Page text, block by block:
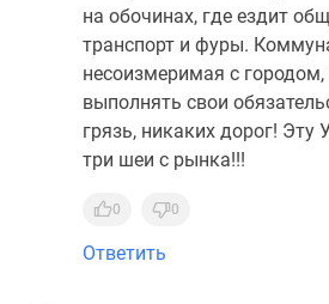
на обочинах, где ездит
транспорт и фуры.
несоизмеримая с городом,
выполнять свои
грязь, никаких дорог! Эту
три шеи с рынка!!!
0 0
Ответить